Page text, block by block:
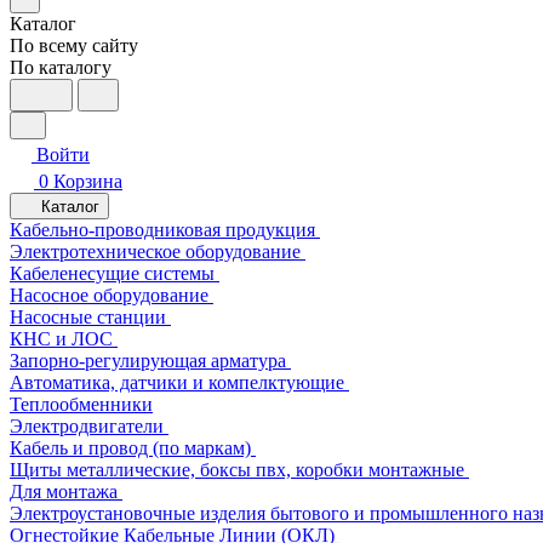
Каталог
По всему сайту
По каталогу
Войти
0 Корзина
Каталог
Кабельно-проводниковая продукция
Электротехническое оборудование
Кабеленесущие системы
Насосное оборудование
Насосные станции
КНС и ЛОС
Запорно-регулирующая арматура
Автоматика, датчики и компелктующие
Теплообменники
Электродвигатели
Кабель и провод (по маркам)
Щиты металлические, боксы пвх, коробки монтажные
Для монтажа
Электроустановочные изделия бытового и промышленного
Огнестойкие Кабельные Линии (ОКЛ)